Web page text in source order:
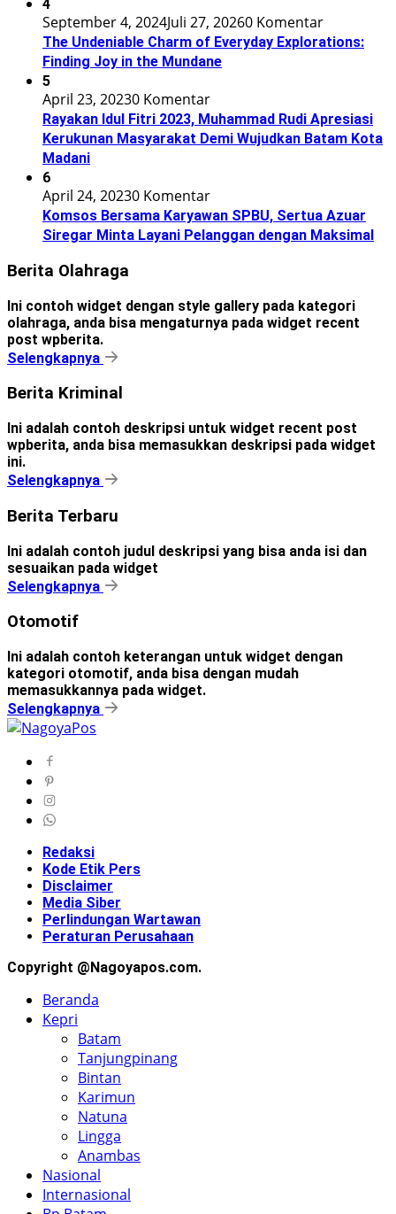
4
September 4, 2024Juli 27, 20260 Komentar
The Undeniable Charm of Everyday Explorations:
Finding Joy in the Mundane
5
April 23, 20230 Komentar
Rayakan Idul Fitri 2023, Muhammad Rudi Apresiasi
Kerukunan Masyarakat Demi Wujudkan Batam Kota
Madani
6
April 24, 20230 Komentar
Komsos Bersama Karyawan SPBU, Sertua Azuar
Siregar Minta Layani Pelanggan dengan Maksimal
Berita Olahraga
Ini contoh widget dengan style gallery pada kategori
olahraga, anda bisa mengaturnya pada widget recent
post wpberita.
Selengkapnya
Berita Kriminal
Ini adalah contoh deskripsi untuk widget recent post
wpberita, anda bisa memasukkan deskripsi pada widget
ini.
Selengkapnya
Berita Terbaru
Ini adalah contoh judul deskripsi yang bisa anda isi dan
sesuaikan pada widget
Selengkapnya
Otomotif
Ini adalah contoh keterangan untuk widget dengan
kategori otomotif, anda bisa dengan mudah
memasukkannya pada widget.
Selengkapnya
Redaksi
Kode Etik Pers
Disclaimer
Media Siber
Perlindungan Wartawan
Peraturan Perusahaan
Copyright @Nagoyapos.com.
Beranda
Kepri
Batam
Tanjungpinang
Bintan
Karimun
Natuna
Lingga
Anambas
Nasional
Internasional